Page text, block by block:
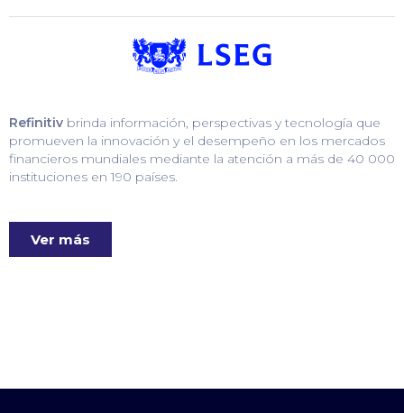
Refinitiv brinda información, perspectivas y tecnología que
promueven la innovación y el desempeño en los mercados
financieros mundiales mediante la atención a más de 40 000
instituciones en 190 países.
Ver más